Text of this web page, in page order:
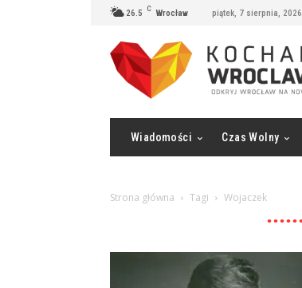
26.5 C Wrocław piątek, 7 sierpnia, 2026
Wiadomości Czas Wolny
Strona główna Tagi Wojaczek